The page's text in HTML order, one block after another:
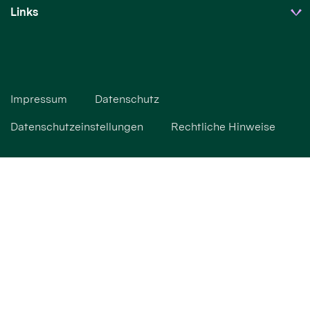
Links
Impressum Datenschutz
Datenschutzeinstellungen Rechtliche Hinweise